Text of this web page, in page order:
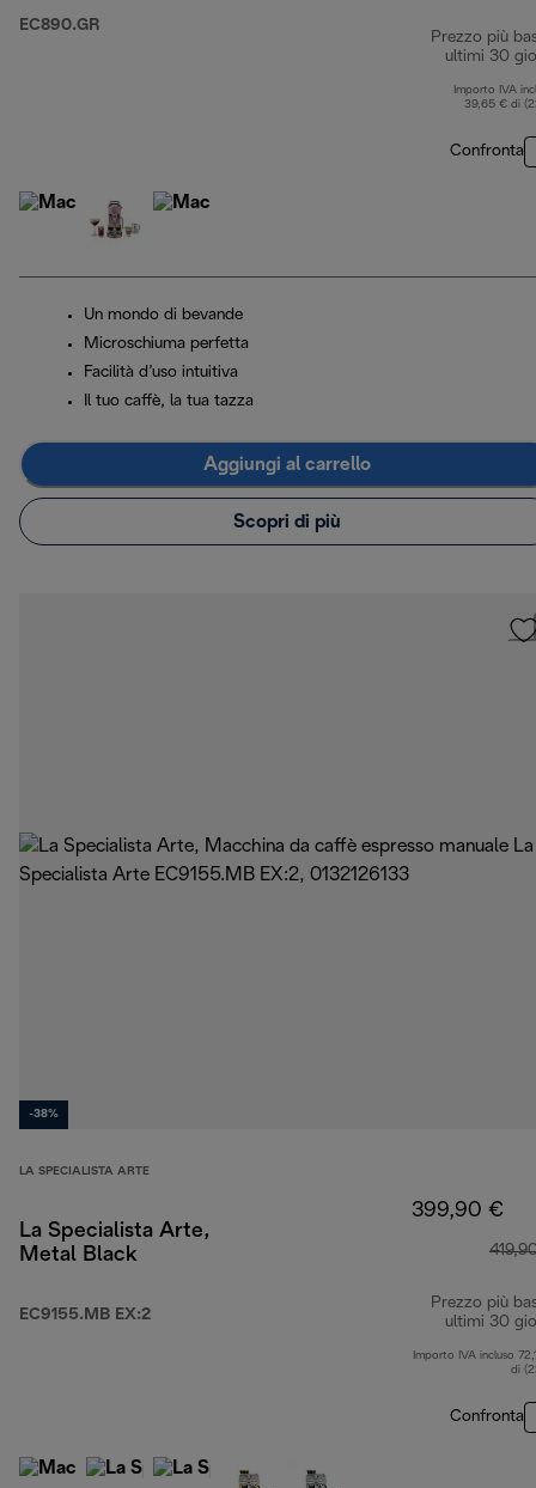
EC890.GR
Prezzo più
ultimi 30
Importo IVA
39,65 € di
Confronta
Un mondo di bevande
Microschiuma perfetta
Facilità d’uso intuitiva
Il tuo caffè, la tua tazza
Aggiungi al carrello
Scopri di più
-38%
LA SPECIALISTA ARTE
La Specialista Arte,
Metal Black
EC9155.MB EX:2
399,90 €
Prezzo più
ultimi 30
Importo IVA incluso
di
Confronta